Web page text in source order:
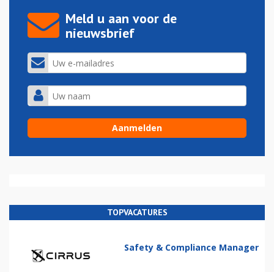
Meld u aan voor de
nieuwsbrief
TOPVACATURES
Safety & Compliance Manager